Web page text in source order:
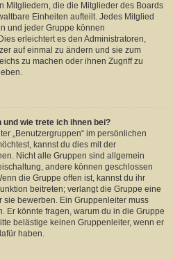
Mitgliedern, die die Mitglieder des Boards
Einheiten aufteilt. Jedes Mitglied
und jeder Gruppe können
erleichtert es den Administratoren,
auf einmal zu ändern und sie zum
zu machen oder ihnen Zugriff zu
wie trete ich ihnen bei?
„Benutzergruppen“ im persönlichen
kannst du dies mit der
Nicht alle Gruppen sind allgemein
andere können geschlossen
die Gruppe offen ist, kannst du ihr
beitreten; verlangt die Gruppe eine
sie bewerben. Ein Gruppenleiter muss
Er könnte fragen, warum du in die Gruppe
belästige keinen Gruppenleiter, wenn er
haben.